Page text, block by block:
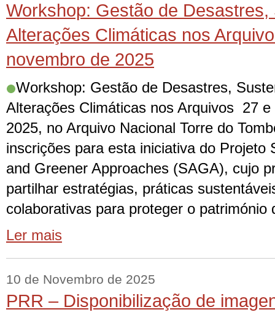
Workshop: Gestão de Desastres,
Alterações Climáticas nos
novembro de 2025
Workshop: Gestão de Desastres,
Alterações Climáticas nos Arquivos 27
2025, no Arquivo Nacional Torre do
inscrições para esta iniciativa do Projeto
and Greener Approaches (SAGA), cujo
partilhar estratégias, práticas
colaborativas para proteger o
Ler mais
10 de Novembro de 2025
PRR – Disponibilização de